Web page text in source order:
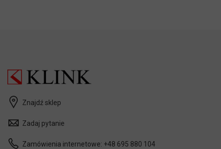
Znajdź sklep
Zadaj pytanie
Zamówienia internetowe: +48 695 880 104